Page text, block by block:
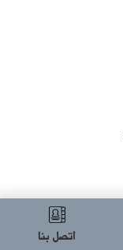
اتصل بنا